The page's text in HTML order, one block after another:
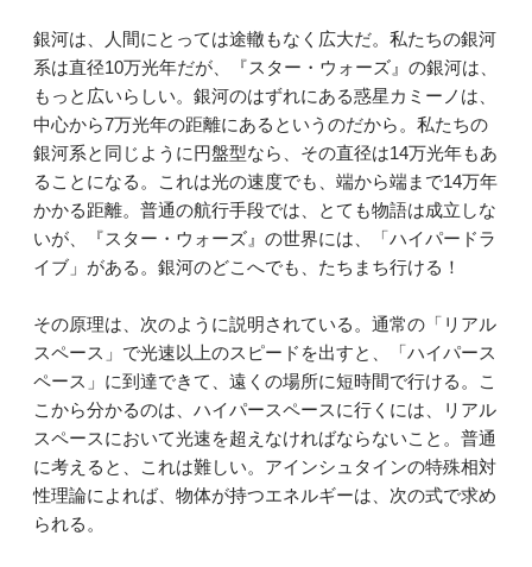
銀河は、人間にとっては途轍もなく広大だ。私たちの銀河
系は直径10万光年だが、『スター・ウォーズ』の銀河は、
もっと広いらしい。銀河のはずれにある惑星カミーノは、
中心から7万光年の距離にあるというのだから。私たちの
銀河系と同じように円盤型なら、その直径は14万光年もあ
ることになる。これは光の速度でも、端から端まで14万年
かかる距離。普通の航行手段では、とても物語は成立しな
いが、『スター・ウォーズ』の世界には、「ハイパードラ
イブ」がある。銀河のどこへでも、たちまち行ける！
その原理は、次のように説明されている。通常の「リアル
スペース」で光速以上のスピードを出すと、「ハイパース
ペース」に到達できて、遠くの場所に短時間で行ける。こ
こから分かるのは、ハイパースペースに行くには、リアル
スペースにおいて光速を超えなければならないこと。普通
に考えると、これは難しい。アインシュタインの特殊相対
性理論によれば、物体が持つエネルギーは、次の式で求め
られる。